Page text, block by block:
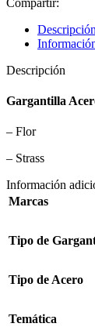
Descripción
Descripción
Gargantilla
– Flor
– Strass
Información
Marcas
Tipo de
Tipo de Acero
Temática